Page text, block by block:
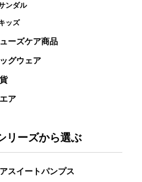
ンダル
ッズ
ーズケア商品
グウェア
ア
リーズから選ぶ
スイートパンプス